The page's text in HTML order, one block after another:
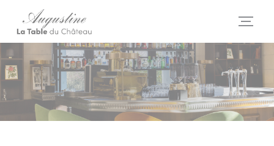
Personalizzazione delle tue scelte sui cookie